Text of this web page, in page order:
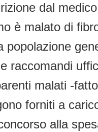
dal
è malato di
popolazione
raccomandi
malati -
forniti a
alla